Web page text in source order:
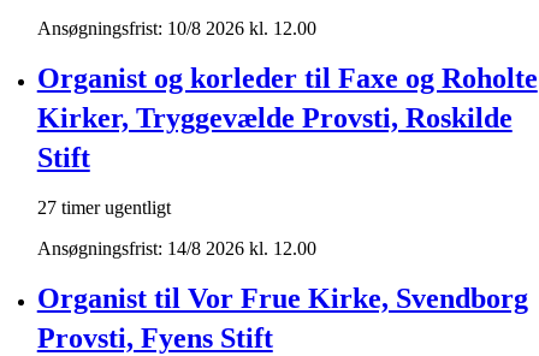
Ansøgningsfrist: 10/8 2026 kl. 12.00
Organist og korleder til Faxe og Roholte
Kirker, Tryggevælde Provsti, Roskilde
Stift
27 timer ugentligt
Ansøgningsfrist: 14/8 2026 kl. 12.00
Organist til Vor Frue Kirke, Svendborg
Provsti, Fyens Stift